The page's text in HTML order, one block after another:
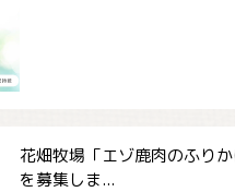
花畑牧場「エゾ鹿肉のふり
を募集しま...